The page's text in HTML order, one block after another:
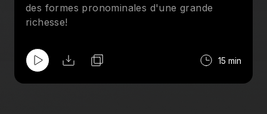
des formes pronominales d'une grande
richesse!
15 min